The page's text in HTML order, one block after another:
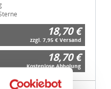
18,70 €
zzgl. 7,95 € Versand
18,70 €
Kostenlose Abholung